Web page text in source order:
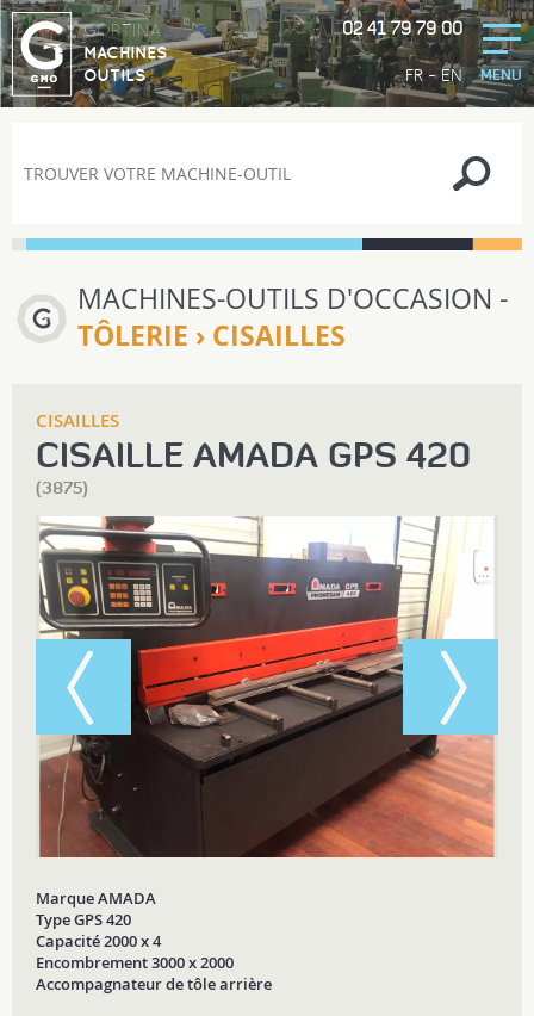
FR-EN
GORTINA
MACHINES
OUTILS
02 41 79 79 00
MENU
MACHINES-OUTILS D'OCCASION -
TÔLERIE › CISAILLES
CISAILLES
CISAILLE AMADA GPS 420
(3875)
Marque AMADA
Type GPS 420
Capacité 2000 x 4
Encombrement 3000 x 2000
Accompagnateur de tôle arrière